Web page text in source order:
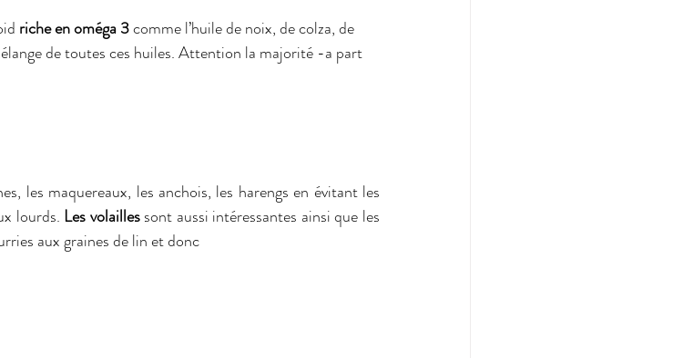
riche en oméga 3 comme l’huile de noix, de colza, de
de toutes ces huiles. Attention la majorité -a part
les maquereaux, les anchois, les harengs en évitant les
lourds. Les volailles sont aussi intéressantes ainsi que les
aux graines de lin et donc